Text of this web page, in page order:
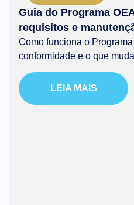
Guia do Programa
requisitos e
Como funciona o
conformidade e o que
LEIA MAIS